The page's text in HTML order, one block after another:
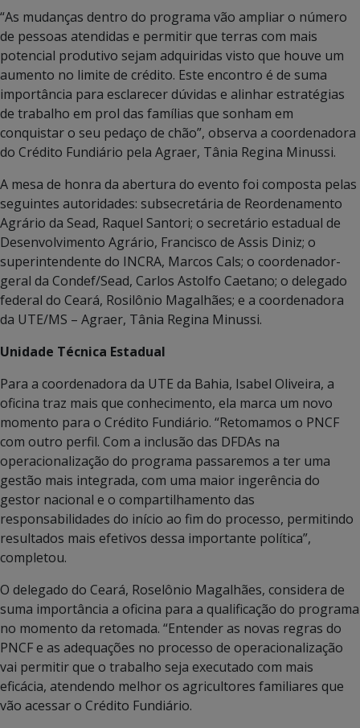
“As mudanças dentro do programa vão ampliar o número
de pessoas atendidas e permitir que terras com mais
potencial produtivo sejam adquiridas visto que houve um
aumento no limite de crédito. Este encontro é de suma
importância para esclarecer dúvidas e alinhar estratégias
de trabalho em prol das famílias que sonham em
conquistar o seu pedaço de chão”, observa a coordenadora
do Crédito Fundiário pela Agraer, Tânia Regina Minussi.
A mesa de honra da abertura do evento foi composta pelas
seguintes autoridades: subsecretária de Reordenamento
Agrário da Sead, Raquel Santori; o secretário estadual de
Desenvolvimento Agrário, Francisco de Assis Diniz; o
superintendente do INCRA, Marcos Cals; o coordenador-
geral da Condef/Sead, Carlos Astolfo Caetano; o delegado
federal do Ceará, Rosilônio Magalhães; e a coordenadora
da UTE/MS – Agraer, Tânia Regina Minussi.
Unidade Técnica Estadual
Para a coordenadora da UTE da Bahia, Isabel Oliveira, a
oficina traz mais que conhecimento, ela marca um novo
momento para o Crédito Fundiário. “Retomamos o PNCF
com outro perfil. Com a inclusão das DFDAs na
operacionalização do programa passaremos a ter uma
gestão mais integrada, com uma maior ingerência do
gestor nacional e o compartilhamento das
responsabilidades do início ao fim do processo, permitindo
resultados mais efetivos dessa importante política”,
completou.
O delegado do Ceará, Roselônio Magalhães, considera de
suma importância a oficina para a qualificação do programa
no momento da retomada. “Entender as novas regras do
PNCF e as adequações no processo de operacionalização
vai permitir que o trabalho seja executado com mais
eficácia, atendendo melhor os agricultores familiares que
vão acessar o Crédito Fundiário.